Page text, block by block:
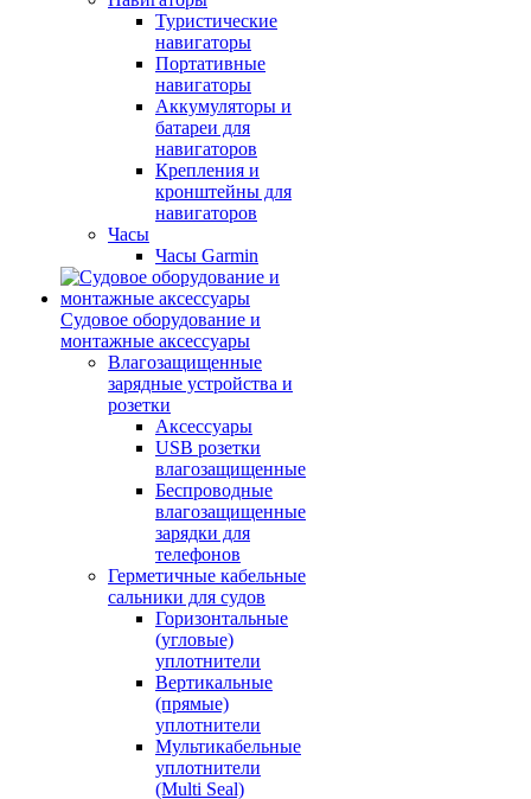
Туристические
навигаторы
Портативные
навигаторы
Аккумуляторы и
батареи для
навигаторов
Крепления и
кронштейны для
навигаторов
Часы
Часы Garmin
Судовое оборудование и
монтажные аксессуары
Влагозащищенные
зарядные устройства и
розетки
Аксессуары
USB розетки
влагозащищенные
Беспроводные
влагозащищенные
зарядки для
телефонов
Герметичные кабельные
сальники для судов
Горизонтальные
(угловые)
уплотнители
Вертикальные
(прямые)
уплотнители
Мультикабельные
уплотнители
(Multi Seal)